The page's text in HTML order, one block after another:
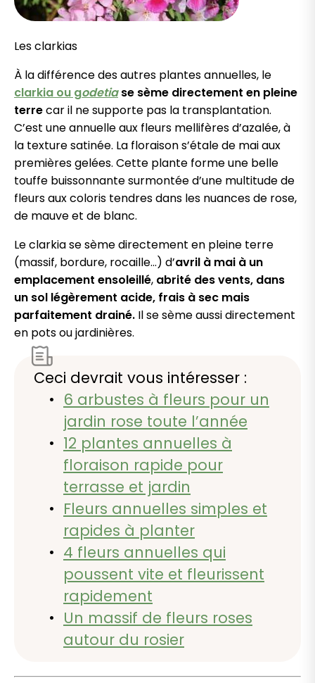
Les clarkias
À la différence des autres plantes annuelles, le
clarkia ou godetiase sème directement en pleine
terrecar il ne supporte pas la transplantation.
C’est une annuelle aux fleurs mellifères d’azalée, à
la texture satinée. La floraison s’étale de mai aux
premières gelées. Cette plante forme une belle
touffe buissonnante surmontée d’une multitude de
fleurs aux coloris tendres dans les nuances de rose,
de mauve et de blanc.
Le clarkia se sème directement en pleine terre
(massif, bordure, rocaille…) d’avril à mai à un
emplacement ensoleillé, abrité des vents, dans
un sol légèrement acide, frais à sec mais
parfaitement drainé. Il se sème aussi directement
en pots ou jardinières.
Ceci devrait vous intéresser :
6 arbustes à fleurs pour un
jardin rose toute l’année
12 plantes annuelles à
floraison rapide pour
terrasse et jardin
Fleurs annuelles simples et
rapides à planter
4 fleurs annuelles qui
poussent vite et fleurissent
rapidement
Un massif de fleurs roses
autour du rosier